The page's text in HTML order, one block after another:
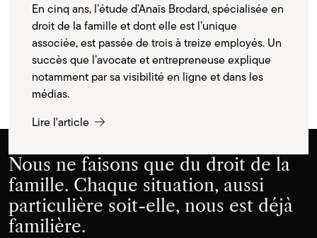
En cinq ans, l’étude d’Anaïs Brodard, spécialisée en
droit de la famille et dont elle est l’unique
associée, est passée de trois à treize employés. Un
succès que l’avocate et entrepreneuse explique
notamment par sa visibilité en ligne et dans les
médias.
Lire l'article
Nous ne faisons que du droit de la
famille. Chaque situation, aussi
particulière soit-elle, nous est déjà
familière.